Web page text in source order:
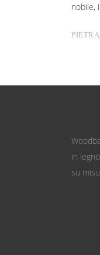
nobile,
PIETRA
in
su